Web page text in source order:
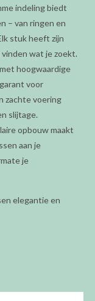
indeling biedt
– van ringen en
stuk heeft zijn
wat je zoekt.
hoogwaardige
voor
zachte voering
slijtage.
opbouw maakt
aan je
je
elegantie en